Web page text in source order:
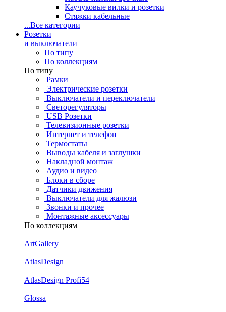
Каучуковые вилки и розетки
Стяжки кабельные
...Все категории
Розетки
и выключатели
По типу
По коллекциям
По типу
Рамки
Электрические розетки
Выключатели и переключатели
Светорегуляторы
USB Розетки
Телевизионные розетки
Интернет и телефон
Термостаты
Выводы кабеля и заглушки
Накладной монтаж
Аудио и видео
Блоки в сборе
Датчики движения
Выключатели для жалюзи
Звонки и прочее
Монтажные аксессуары
По коллекциям
ArtGallery
AtlasDesign
AtlasDesign Profi54
Glossa